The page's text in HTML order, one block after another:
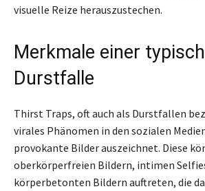
visuelle Reize herauszustechen.
Merkmale einer
Durstfalle
Thirst Traps, oft auch als Durstfallen
virales Phänomen in den sozialen
provokante Bilder auszeichnet. Diese
oberkörperfreien Bildern, intimen
körperbetonten Bildern auftreten, die